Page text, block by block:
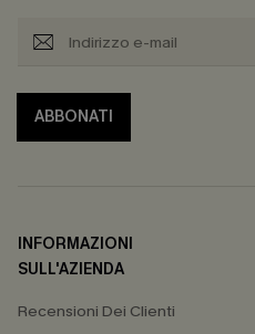
ABBONATI
INFORMAZIONI
SULL'AZIENDA
Recensioni Dei Clienti